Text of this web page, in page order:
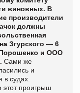
виновных. В
производители
должны
Згурского — 6
Порошенко и ООО
Сами же
и
в судах.
этот проигрыш